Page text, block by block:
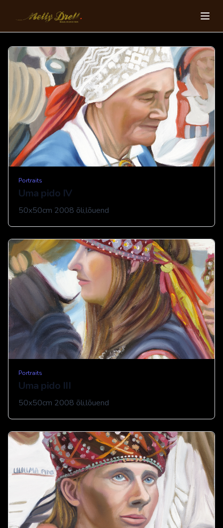
Portraits
Uma pido IV
50x50cm 2008 õli,lõuend
Portraits
Uma pido III
50x50cm 2008 õli,lõuend